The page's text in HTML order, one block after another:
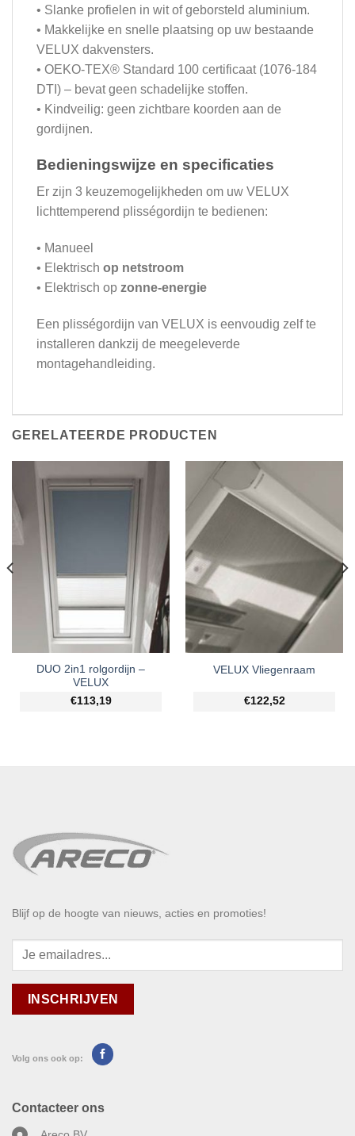
• Slanke profielen in wit of geborsteld aluminium.
• Makkelijke en snelle plaatsing op uw bestaande
VELUX dakvensters.
• OEKO-TEX® Standard 100 certificaat (1076-184
DTI) – bevat geen schadelijke stoffen.
• Kindveilig: geen zichtbare koorden aan de
gordijnen.
Bedieningswijze en specificaties
Er zijn 3 keuzemogelijkheden om uw VELUX
lichttemperend plisségordijn te bedienen:
• Manueel
• Elektrisch op netstroom
• Elektrisch op zonne-energie
Een plisségordijn van VELUX is eenvoudig zelf te
installeren dankzij de meegeleverde
montagehandleiding.
GERELATEERDE PRODUCTEN
DUO 2in1 rolgordijn –
VELUX
€113,19
VELUX Vliegenraam
€122,52
Blijf op de hoogte van nieuws, acties en promoties!
Volg ons ook op:
Contacteer ons